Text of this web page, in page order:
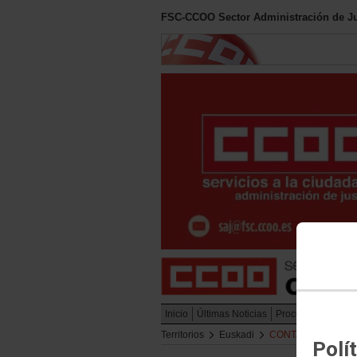
FSC-CCOO Sector Administración de
Inicio Últimas Noticias
Procesos
Territorios
Euskadi CONTACTO